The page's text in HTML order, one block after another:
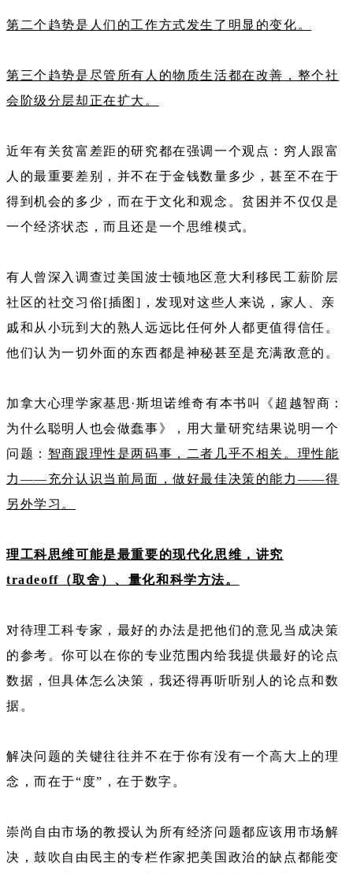
第二个趋势是人们的工作方式发生了明显的变化。
第三个趋势是尽管所有人的物质生活都在改善，整个社
会阶级分层却正在扩大。
近年有关贫富差距的研究都在强调一个观点：穷人跟富
人的最重要差别，并不在于金钱数量多少，甚至不在于
得到机会的多少，而在于文化和观念。贫困并不仅仅是
一个经济状态，而且还是一个思维模式。
有人曾深入调查过美国波士顿地区意大利移民工薪阶层
社区的社交习俗[插图]，发现对这些人来说，家人、亲
戚和从小玩到大的熟人远远比任何外人都更值得信任。
他们认为一切外面的东西都是神秘甚至是充满敌意的。
加拿大心理学家基思·斯坦诺维奇有本书叫《超越智商：
为什么聪明人也会做蠢事》，用大量研究结果说明一个
问题： 智商跟理性是两码事，二者几乎不相关。理性能
力——充分认识当前局面，做好最佳决策的能力——得
另外学习。
理工科思维可能是最重要的现代化思维，讲究
tradeoff（取舍）、量化和科学方法。
对待理工科专家，最好的办法是把他们的意见当成决策
的参考。你可以在你的专业范围内给我提供最好的论点
数据，但具体怎么决策，我还得再听听别人的论点和数
据。
解决问题的关键往往并不在于你有没有一个高大上的理
念，而在于“度”，在于数字。
崇尚自由市场的教授认为所有经济问题都应该用市场解
决，鼓吹自由民主的专栏作家把美国政治的缺点都能变